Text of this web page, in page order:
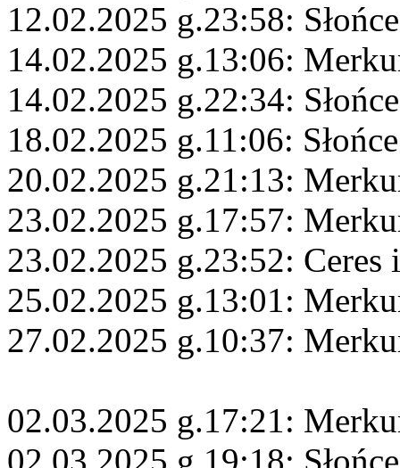
12.02.2025 g.23:58:
14.02.2025 g.13:06:
14.02.2025 g.22:34:
18.02.2025 g.11:06:
20.02.2025 g.21:13:
23.02.2025 g.17:57:
23.02.2025 g.23:52: Ceres
25.02.2025 g.13:01:
27.02.2025 g.10:37:
02.03.2025 g.17:21:
02.03.2025 g.19:18: